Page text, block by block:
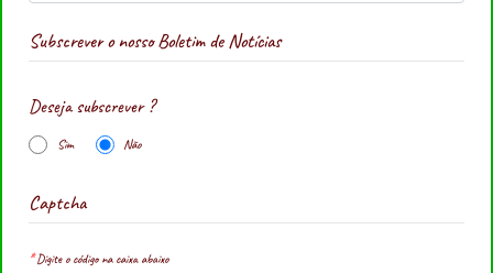
Subscrever o nosso Boletim de Notícias
Deseja subscrever ?
Sim Não
Captcha
Digite o código na caixa abaixo